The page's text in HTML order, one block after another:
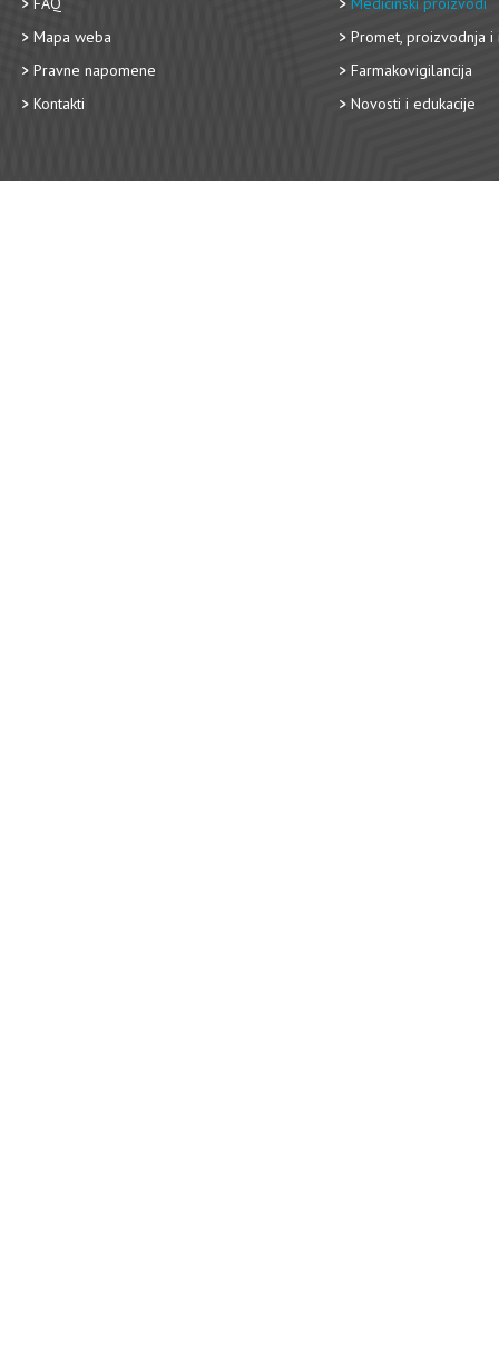
Mapa weba
Pravne napomene
Kontakti
Promet, proizvodnja i
Farmakovigilancija
Novosti i edukacije